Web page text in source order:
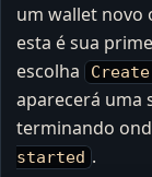
um wallet novo
esta é sua
escolha
aparecerá uma
terminando
started .